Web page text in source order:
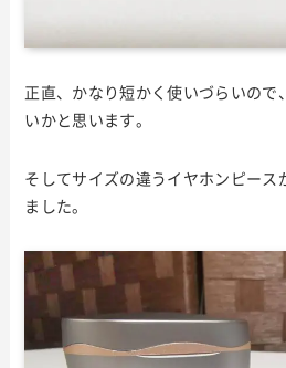
正直、かなり短かく使いづらいので
いかと思います。
そしてサイズの違うイヤホンピー
ました。